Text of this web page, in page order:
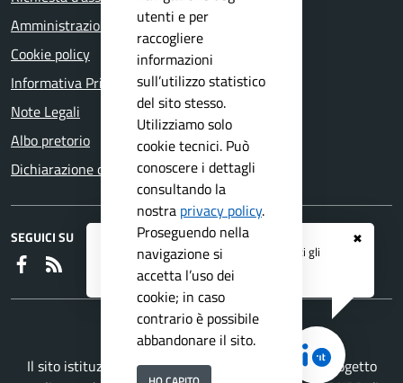
✖
Registrati ai serviziAPP IO
e ricevi tutti gli
aggiornamenti dall'Ente
Amministrazione trasparente
Cookie policy
Informativa Privacy
Note Legali
Albo pretorio
Dichiarazione di accessibilità
SEGUICI SU
Faceboook
Il sito istituzionale del Comune di Bedizzole è un progetto
utenti e per
raccogliere
informazioni
sull’utilizzo statistico
del sito stesso.
Utilizziamo solo
cookie tecnici. Può
conoscere i dettagli
consultando la
nostra privacy policy.
Proseguendo nella
navigazione si
accetta l’uso dei
cookie; in caso
contrario è possibile
abbandonare il sito.